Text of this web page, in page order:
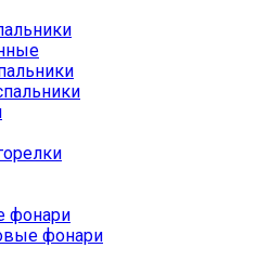
фонари
фонари